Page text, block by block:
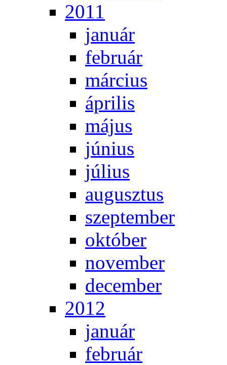
2011
ja­nu­ár
feb­ru­ár
már­ci­us
áp­ri­lis
má­jus
jú­ni­us
jú­li­us
au­gusz­tus
szep­tem­ber
ok­tó­ber
no­vem­ber
de­cem­ber
2012
ja­nu­ár
feb­ru­ár